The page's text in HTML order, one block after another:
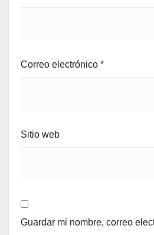
Correo electrónico *
Sitio web
Guardar mi nombre, correo